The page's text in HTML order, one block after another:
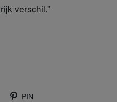
verschil.”
PIN